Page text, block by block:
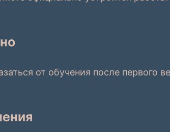
от обучения после первого